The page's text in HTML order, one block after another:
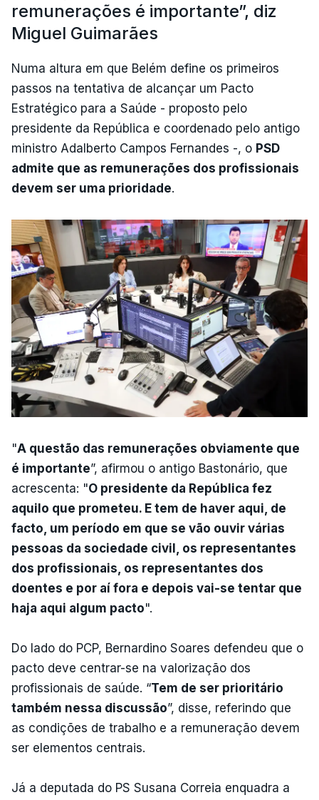
remunerações é importante”, diz
Miguel Guimarães
Numa altura em que Belém define os primeiros
passos na tentativa de alcançar um Pacto
Estratégico para a Saúde - proposto pelo
presidente da República e coordenado pelo antigo
ministro Adalberto Campos Fernandes -, o PSD
admite que as remunerações dos profissionais
devem ser uma prioridade.
"A questão das remunerações obviamente que
é importante”, afirmou o antigo Bastonário, que
acrescenta: "O presidente da República fez
aquilo que prometeu. E tem de haver aqui, de
facto, um período em que se vão ouvir várias
pessoas da sociedade civil, os representantes
dos profissionais, os representantes dos
doentes e por aí fora e depois vai-se tentar que
haja aqui algum pacto".
Do lado do PCP, Bernardino Soares defendeu que o
pacto deve centrar-se na valorização dos
profissionais de saúde. “Tem de ser prioritário
também nessa discussão”, disse, referindo que
as condições de trabalho e a remuneração devem
ser elementos centrais.
Já a deputada do PS Susana Correia enquadra a